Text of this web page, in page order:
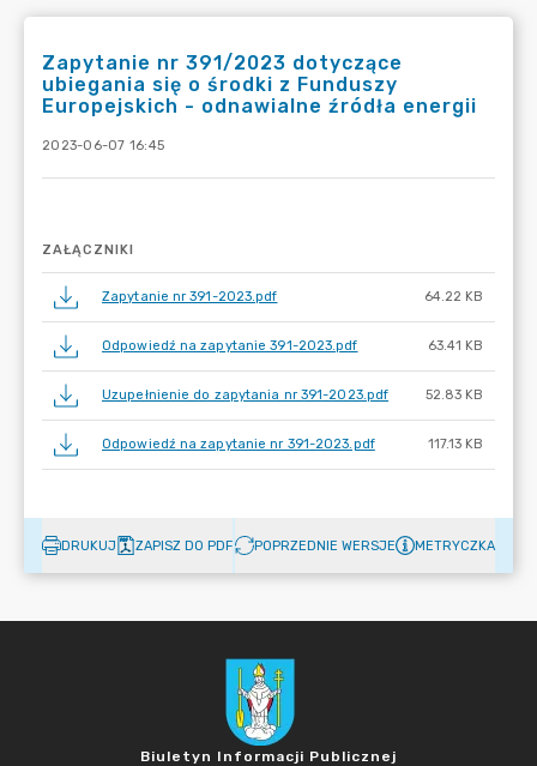
Zapytanie nr 391/2023 dotyczące
ubiegania się o środki z Funduszy
Europejskich - odnawialne źródła energii
2023-06-07 16:45
ZAŁĄCZNIKI
Zapytanie nr 391-2023.pdf 64.22 KB
Odpowiedź na zapytanie 391-2023.pdf 63.41 KB
Uzupełnienie do zapytania nr 391-2023.pdf 52.83 KB
Odpowiedź na zapytanie nr 391-2023.pdf 117.13 KB
DRUKUJ ZAPISZ DO PDF POPRZEDNIE WERSJE METRYCZKA
Biuletyn Informacji Publicznej